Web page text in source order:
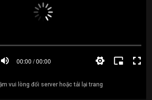
vui lòng đổi server hoặc tải lại trang